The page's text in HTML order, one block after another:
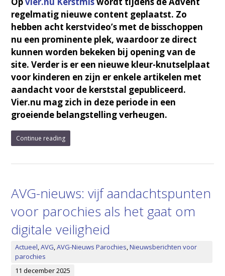
regelmatig nieuwe content geplaatst. Zo
hebben acht kerstvideo’s met de bisschoppen
nu een prominente plek, waardoor ze direct
kunnen worden bekeken bij opening van de
site. Verder is er een nieuwe kleur-knutselplaat
voor kinderen en zijn er enkele artikelen met
aandacht voor de kerststal gepubliceerd.
Vier.nu mag zich in deze periode in een
groeiende belangstelling verheugen.
Continue reading
AVG-nieuws: vijf aandachtspunten
voor parochies als het gaat om
digitale veiligheid
Actueel,AVG,AVG-Nieuws Parochies,Nieuwsberichten voor
parochies
11 december 2025